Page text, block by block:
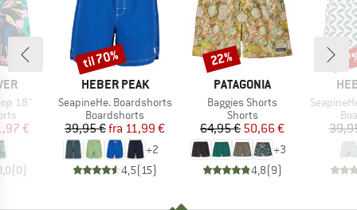
18''
pris
€
(0)
MÆRKE
HEBER PEAK
Artikel
SeapineHe. Boardshorts
Produktgruppe
Boardshorts
Pris
39,95 € Nedsat pris
fra 11,99 €
+2
4,5(15)
Rabat
til 70%
MÆRKE
PATAGONIA
Artikel
Baggies Shorts
Produktgruppe
Shorts
Pris
64,95 € Nedsat pris
50,66 €
+3
4,8(9)
Rabat
22%
Artikel
SeapineHe.